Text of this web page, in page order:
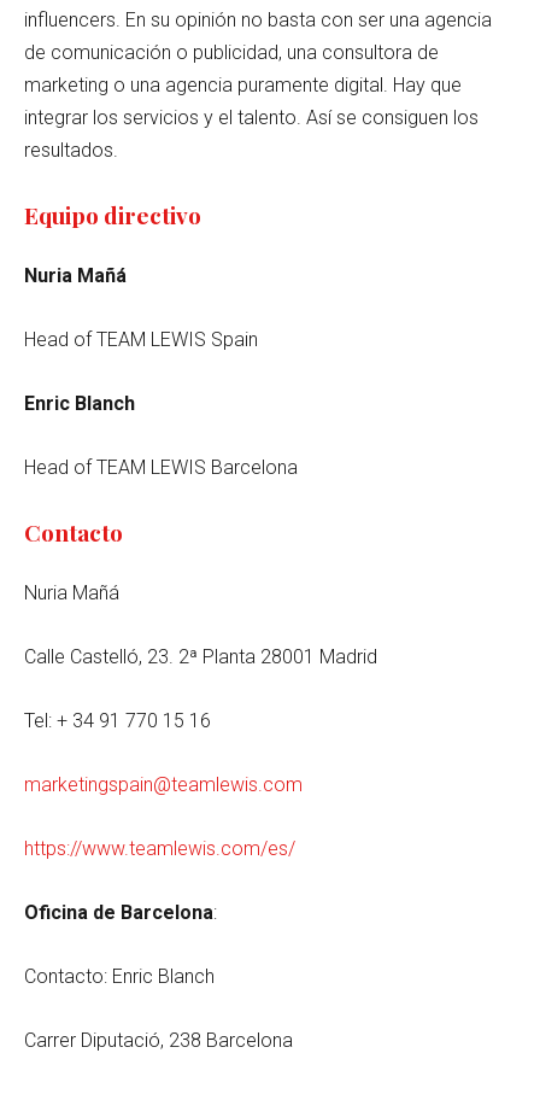
influencers. En su opinión no basta con ser una agencia
de comunicación o publicidad, una consultora de
marketing o una agencia puramente digital. Hay que
integrar los servicios y el talento. Así se consiguen los
resultados.
Equipo directivo
Nuria Mañá
Head of TEAM LEWIS Spain
Enric Blanch
Head of TEAM LEWIS Barcelona
Contacto
Nuria Mañá
Calle Castelló, 23. 2ª Planta 28001 Madrid
Tel: + 34 91 770 15 16
marketingspain@teamlewis.com
https://www.teamlewis.com/es/
Oficina de Barcelona:
Contacto: Enric Blanch
Carrer Diputació, 238 Barcelona